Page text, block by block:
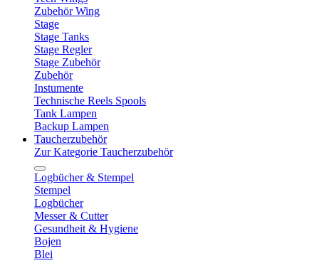
Zubehör Wing
Stage
Stage Tanks
Stage Regler
Stage Zubehör
Zubehör
Instumente
Technische Reels Spools
Tank Lampen
Backup Lampen
Taucherzubehör
Zur Kategorie Taucherzubehör
Logbücher & Stempel
Stempel
Logbücher
Messer & Cutter
Gesundheit & Hygiene
Bojen
Blei